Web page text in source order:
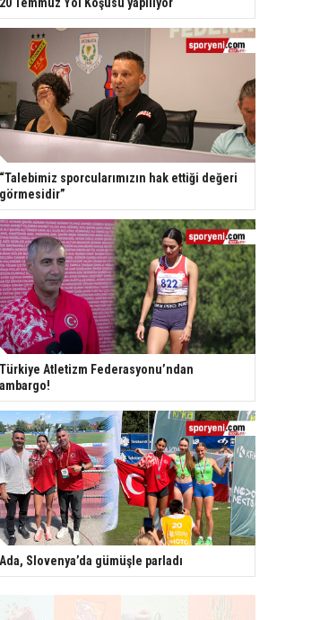
“Talebimiz sporcularımızın hak ettiği değeri
görmesidir”
Türkiye Atletizm Federasyonu’ndan
ambargo!
Ada, Slovenya’da gümüşle parladı